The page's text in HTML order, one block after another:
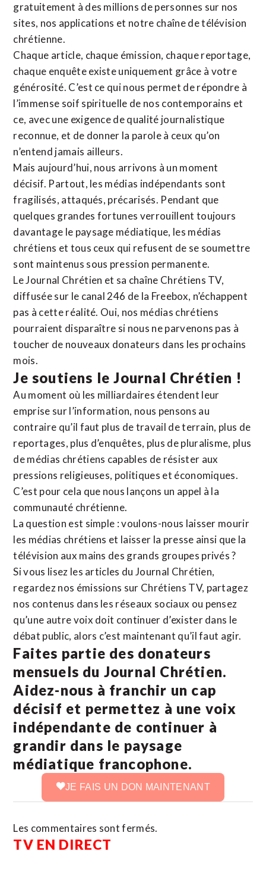
gratuitement à des millions de personnes sur nos
sites, nos applications et notre chaîne de télévision
chrétienne.
Chaque article, chaque émission, chaque reportage,
chaque enquête existe uniquement grâce à votre
générosité. C’est ce qui nous permet de répondre à
l’immense soif spirituelle de nos contemporains et
ce, avec une exigence de qualité journalistique
reconnue, et de donner la parole à ceux qu’on
n’entend jamais ailleurs.
Mais aujourd’hui, nous arrivons à un moment
décisif. Partout, les médias indépendants sont
fragilisés, attaqués, précarisés. Pendant que
quelques grandes fortunes verrouillent toujours
davantage le paysage médiatique, les médias
chrétiens et tous ceux qui refusent de se soumettre
sont maintenus sous pression permanente.
Le Journal Chrétien et sa chaîne Chrétiens TV,
diffusée sur le canal 246 de la Freebox, n’échappent
pas à cette réalité. Oui, nos médias chrétiens
pourraient disparaître si nous ne parvenons pas à
toucher de nouveaux donateurs dans les prochains
mois.
Je soutiens le Journal Chrétien !
Au moment où les milliardaires étendent leur
emprise sur l’information, nous pensons au
contraire qu’il faut plus de travail de terrain, plus de
reportages, plus d’enquêtes, plus de pluralisme, plus
de médias chrétiens capables de résister aux
pressions religieuses, politiques et économiques.
C’est pour cela que nous lançons un appel à la
communauté chrétienne.
La question est simple : voulons-nous laisser mourir
les médias chrétiens et laisser la presse ainsi que la
télévision aux mains des grands groupes privés ?
Si vous lisez les articles du Journal Chrétien,
regardez nos émissions sur Chrétiens TV, partagez
nos contenus dans les réseaux sociaux ou pensez
qu’une autre voix doit continuer d’exister dans le
débat public, alors c’est maintenant qu’il faut agir.
Faites partie des donateurs
mensuels du Journal Chrétien.
Aidez-nous à franchir un cap
décisif et permettez à une voix
indépendante de continuer à
grandir dans le paysage
médiatique francophone.
JE FAIS UN DON MAINTENANT
Les commentaires sont fermés.
TV EN DIRECT